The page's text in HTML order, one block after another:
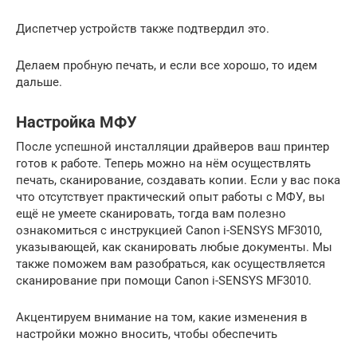
Диспетчер устройств также подтвердил это.
Делаем пробную печать, и если все хорошо, то идем
дальше.
Настройка МФУ
После успешной инсталляции драйверов ваш принтер
готов к работе. Теперь можно на нём осуществлять
печать, сканирование, создавать копии. Если у вас пока
что отсутствует практический опыт работы с МФУ, вы
ещё не умеете сканировать, тогда вам полезно
ознакомиться с инструкцией Canon i-SENSYS MF3010,
указывающей, как сканировать любые документы. Мы
также поможем вам разобраться, как осуществляется
сканирование при помощи Canon i-SENSYS MF3010.
Акцентируем внимание на том, какие изменения в
настройки можно вносить, чтобы обеспечить